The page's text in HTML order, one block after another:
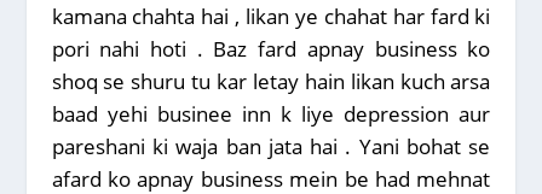
kamana chahta hai , likan ye chahat har fard ki
pori nahi hoti . Baz fard apnay business ko
shoq se shuru tu kar letay hain likan kuch arsa
baad yehi businee inn k liye depression aur
pareshani ki waja ban jata hai . Yani bohat se
afard ko apnay business mein be had mehnat